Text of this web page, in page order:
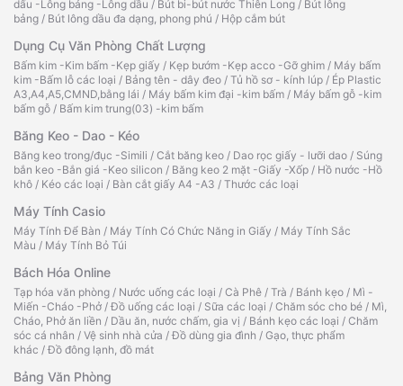
dấu -Lông bảng -Lông dầu / Bút bi-bút nước Thiên Long / Bút lông
bảng / Bút lông dầu đa dạng, phong phú / Hộp cắm bút
Dụng Cụ Văn Phòng Chất Lượng
Bấm kim -Kim bấm -Kẹp giấy / Kẹp bướm -Kẹp acco -Gỡ ghim / Máy bấm
kim -Bấm lỗ các loại / Bảng tên - dây đeo / Tủ hồ sơ - kính lúp / Ép Plastic
A3,A4,A5,CMND,bằng lái / Máy bấm kim đại -kim bấm / Máy bấm gỗ -kim
bấm gỗ / Bấm kim trung(03) -kim bấm
Băng Keo - Dao - Kéo
Băng keo trong/đục -Simili / Cắt băng keo / Dao rọc giấy - lưỡi dao / Súng
bắn keo -Bắn giá -Keo silicon / Băng keo 2 mặt -Giấy -Xốp / Hồ nước -Hồ
khô / Kéo các loại / Bàn cắt giấy A4 -A3 / Thước các loại
Máy Tính Casio
Máy Tính Để Bàn / Máy Tính Có Chức Năng in Giấy / Máy Tính Sắc
Màu / Máy Tính Bỏ Túi
Bách Hóa Online
Tạp hóa văn phòng / Nước uống các loại / Cà Phê / Trà / Bánh kẹo / Mì -
Miến -Cháo -Phở /Đồ uống các loại / Sữa các loại / Chăm sóc cho bé / Mì,
Cháo, Phở ăn liền / Dầu ăn, nước chấm, gia vị / Bánh kẹo các loại / Chăm
sóc cá nhân / Vệ sinh nhà cửa /Đồ dùng gia đình / Gạo, thực phẩm
khác /Đồ đông lạnh, đồ mát
Bảng Văn Phòng